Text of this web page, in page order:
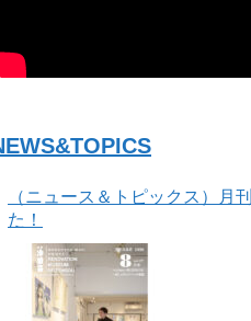
（ニュース＆トピックス）月
た！